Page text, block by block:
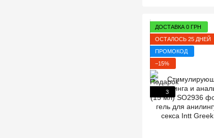
ДОСТАВКА 0 ГРН
ОСТАЛОСЬ 25 ДНЕЙ
ПРОМОКОД
−15%
3